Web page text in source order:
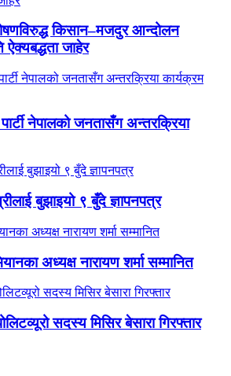
किसान–मजदुर आन्दोलन
जाहेर
पार्टी नेपालको जनतासँग अन्तरक्रिया
बुझाइयो ९ बुँदे ज्ञापनपत्र
अध्यक्ष नारायण शर्मा सम्मानित
सदस्य मिसिर बेसारा गिरफ्तार